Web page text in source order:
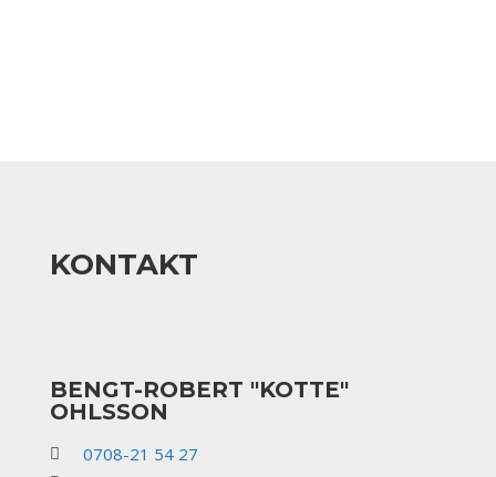
KONTAKT
BENGT-ROBERT "KOTTE"
OHLSSON
0708-21 54 27